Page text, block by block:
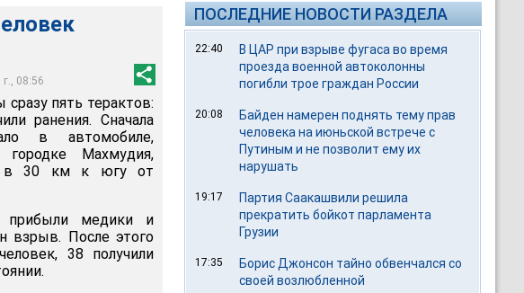
08:56
пять терактов:
ранения. Сначала
в автомобиле,
Махмудия,
в 30 км к югу от
прибыли медики и
взрыв. После этого
38 получили
ПОСЛЕДНИЕ НОВОСТИ РАЗДЕЛА
22:40
В ЦАР при взрыве фугаса во время
проезда военной автоколонны
погибли трое граждан России
20:08
Байден намерен поднять тему прав
человека на июньской встрече с
Путиным и не позволит ему их
нарушать
19:17
Партия Саакашвили решила
прекратить бойкот парламента
Грузии
17:35
Борис Джонсон тайно обвенчался со
своей возлюбленной